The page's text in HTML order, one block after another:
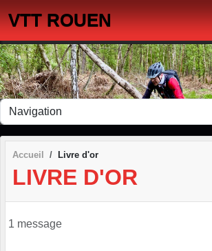
VTT ROUEN
Accueil Livre d'or
LIVRE D'OR
1 message